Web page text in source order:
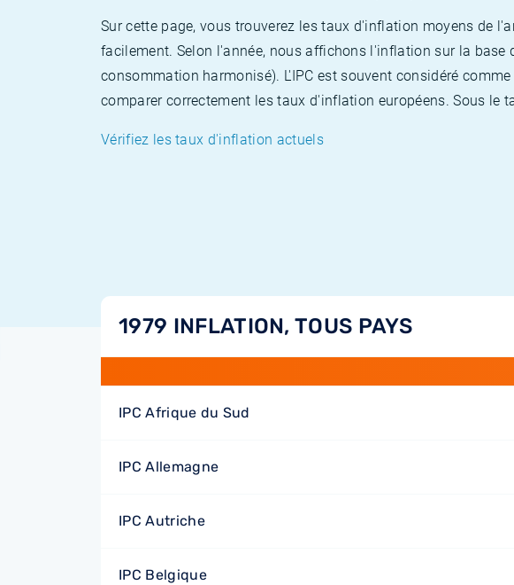
Sur cette page, vous trouverez les taux d'inflation moyens de
facilement. Selon l'année, nous affichons l'inflation sur la
consommation harmonisé). L'IPC est souvent considéré
comparer correctement les taux d'inflation européens. Sous
Vérifiez les taux d'inflation actuels
1979 INFLATION, TOUS PAYS
IPC Afrique du Sud
IPC Allemagne
IPC Autriche
IPC Belgique